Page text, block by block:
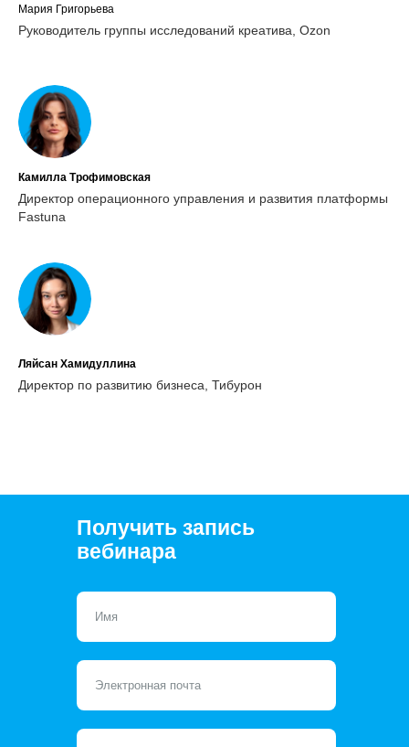
Мария Григорьева
Руководитель группы исследований креатива, Ozon
Камилла Трофимовская
Директор операционного управления и развития платформы
Fastuna
Ляйсан Хамидуллина
Директор по развитию бизнеса, Тибурон
Получить запись
вебинара